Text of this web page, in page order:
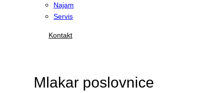
Najam
Servis
Kontakt
Mlakar poslovnice